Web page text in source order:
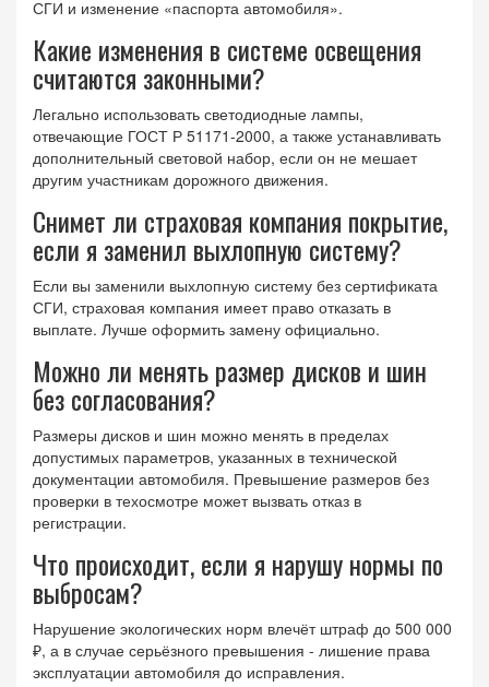
СГИ и изменение «паспорта автомобиля».
Какие изменения в системе освещения
считаются законными?
Легально использовать светодиодные лампы,
отвечающие ГОСТ Р 51171-2000, а также устанавливать
дополнительный световой набор, если он не мешает
другим участникам дорожного движения.
Снимет ли страховая компания покрытие,
если я заменил выхлопную систему?
Если вы заменили выхлопную систему без сертификата
СГИ, страховая компания имеет право отказать в
выплате. Лучше оформить замену официально.
Можно ли менять размер дисков и шин
без согласования?
Размеры дисков и шин можно менять в пределах
допустимых параметров, указанных в технической
документации автомобиля. Превышение размеров без
проверки в техосмотре может вызвать отказ в
регистрации.
Что происходит, если я нарушу нормы по
выбросам?
Нарушение экологических норм влечёт штраф до 500 000
₽, а в случае серьёзного превышения - лишение права
эксплуатации автомобиля до исправления.